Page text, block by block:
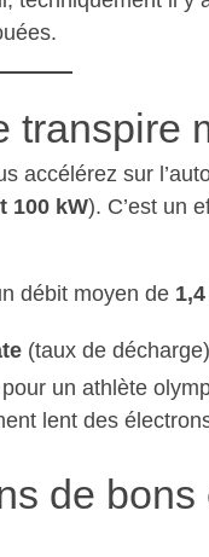
transpire
accélérez sur
100 kW). C’est un
débit moyen de
(taux de
un athlète
lent des
de bons